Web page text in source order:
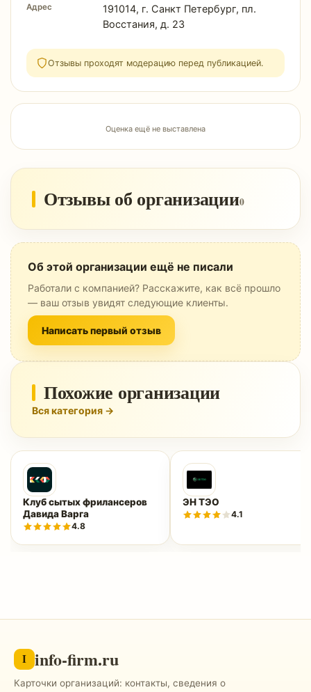
Адрес
191014, г. Санкт Петербург, пл.
Восстания, д. 23
Отзывы проходят модерацию перед публикацией.
Оценка ещё не выставлена
Отзывы об организации0
Об этой организации ещё не писали
Работали с компанией? Расскажите, как всё прошло
— ваш отзыв увидят следующие клиенты.
Написать первый отзыв
Похожие организации
Вся категория →
Клуб сытых фрилансеров
Давида Варга
4.8
ЭН ТЭО
4.1
I info-firm.ru
Карточки организаций: контакты, сведения о